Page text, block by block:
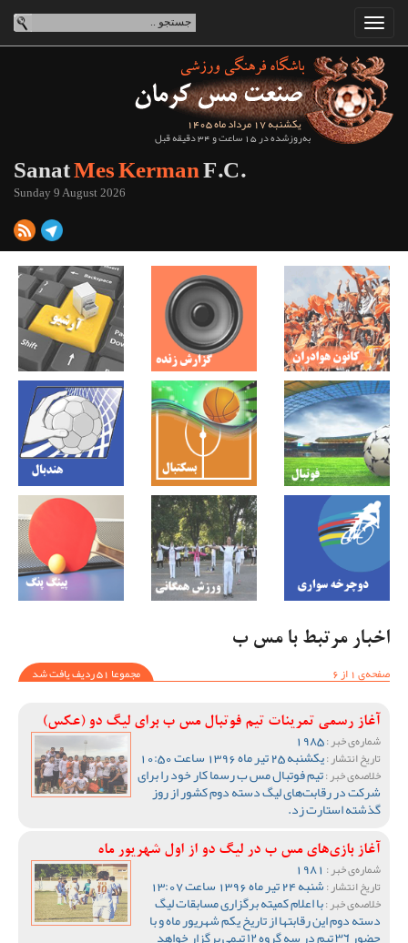
یکشنبه 17 مرداد ماه 1405
به‌روزشده در 15 ساعت و 34 دقیقه قبل
SanatMes KermanF.C.
Sunday 9 August 2026
اخبار مرتبط با مس ب
صفحه‌ی 1 از 6
مجموعا 51 ردیف یافت شد
آغاز رسمی تمرینات تیم فوتبال مس ب برای لیگ دو (عکس)
شماره‌ی خبر :
تاریخ انتشار :یکشنبه 25 تیر ماه 1396 ساعت 10:50
خلاصه‌ی خبر :تیم فوتبال مس ب رسما کار خود را برای
شرکت در رقابت‌های لیگ دسته دوم کشور از روز
گذشته استارت زد.
آغاز بازی‌های مس ب در لیگ دو از اول شهریور ماه
شماره‌ی خبر :
تاریخ انتشار :شنبه 24 تیر ماه 1396 ساعت 13:07
خلاصه‌ی خبر :با اعلام کمیته برگزاری مسابقات لیگ
دسته دوم این رقابتها از تاریخ یکم شهریور ماه و با
حضور ٣٦ تیم در سه گروه ١٢ تیمی برگزار خواهد